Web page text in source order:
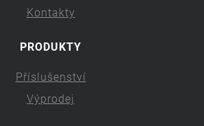
Kontakty
PRODUKTY
Příslušenství
Výprodej